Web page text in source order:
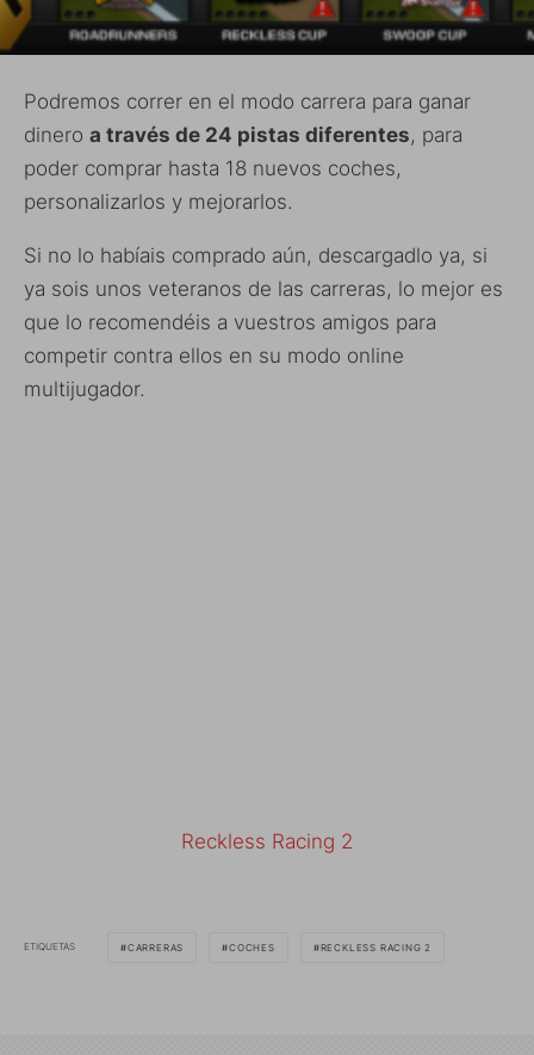
Podremos correr en el modo carrera para ganar
dinero a través de 24 pistas diferentes, para
poder comprar hasta 18 nuevos coches,
personalizarlos y mejorarlos.
Si no lo habíais comprado aún, descargadlo ya, si
ya sois unos veteranos de las carreras, lo mejor es
que lo recomendéis a vuestros amigos para
competir contra ellos en su modo online
multijugador.
Reckless Racing 2
ETIQUETAS CARRERAS COCHES RECKLESS RACING 2